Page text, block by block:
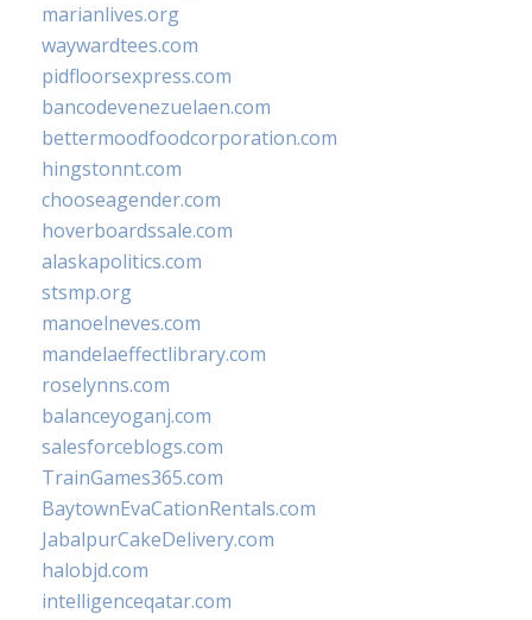
marianlives.org
waywardtees.com
pidfloorsexpress.com
bancodevenezuelaen.com
bettermoodfoodcorporation.com
hingstonnt.com
chooseagender.com
hoverboardssale.com
alaskapolitics.com
stsmp.org
manoelneves.com
mandelaeffectlibrary.com
roselynns.com
balanceyoganj.com
salesforceblogs.com
TrainGames365.com
BaytownEvaCationRentals.com
JabalpurCakeDelivery.com
halobjd.com
intelligenceqatar.com